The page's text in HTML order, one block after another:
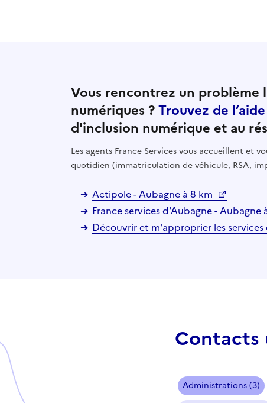
Vous rencontrez un problème
numériques ?Trouvez de
d'inclusion numérique et au
Les agents France Services vous accueillent et
quotidien (immatriculation de véhicule, RSA,
Actipole - Aubagne à 8 km
France services d'Aubagne - Aubagne
Découvrir et m'approprier les
Contacts
Administrations (3)